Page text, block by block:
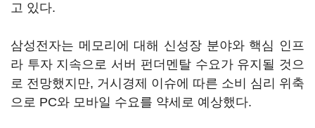
고 있다.
삼성전자는 메모리에 대해 신성장 분야와 핵심 인프
라 투자 지속으로 서버 펀더멘탈 수요가 유지될 것으
로 전망했지만, 거시경제 이슈에 따른 소비 심리 위축
으로 PC와 모바일 수요를 약세로 예상했다.